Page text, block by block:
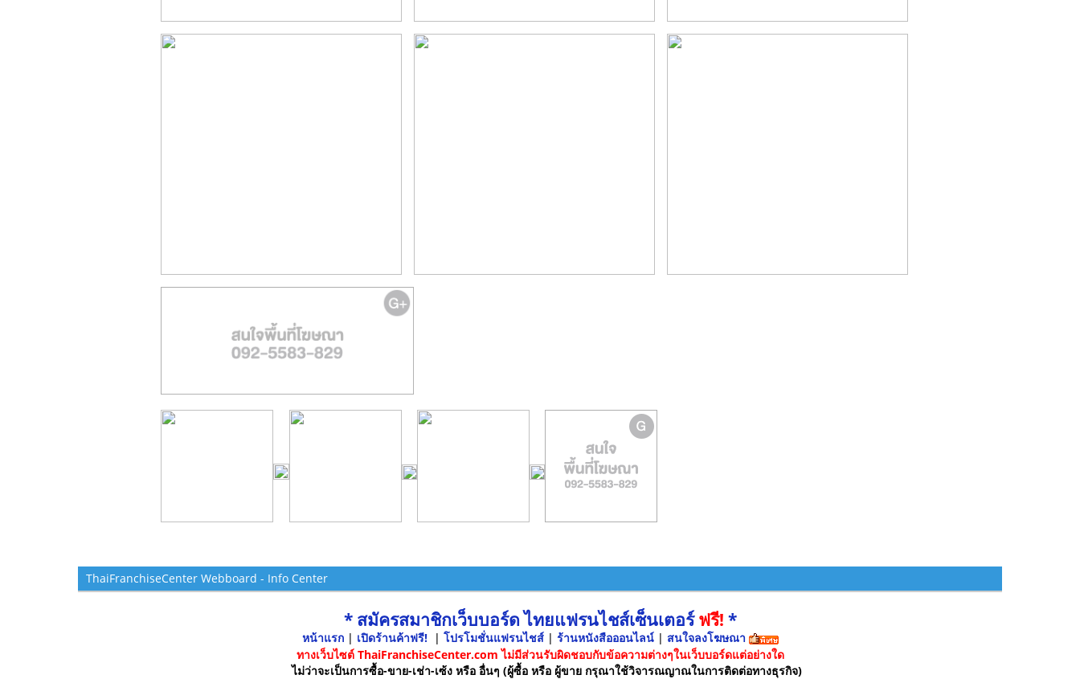
ThaiFranchiseCenter Webboard - Info Center
* สมัครสมาชิกเว็บบอร์ด ไทยแฟรนไชส์เซ็นเตอร์ฟรี! *
หน้าแรก| เปิดร้านค้าฟรี! | โปรโมชั่นแฟรนไชส์ | ร้านหนังสือออนไลน์ | สนใจลงโฆษณา
ทางเว็บไซต์ ThaiFranchiseCenter.com ไม่มีส่วนรับผิดชอบกับข้อความต่างๆในเว็บบอร์ดแต่อย่างใด
ไม่ว่าจะเป็นการซื้อ-ขาย-เช่า-เซ้ง หรือ อื่นๆ (ผู้ซื้อ หรือ ผู้ขาย กรุณาใช้วิจารณญาณในการติดต่อทางธุรกิจ)